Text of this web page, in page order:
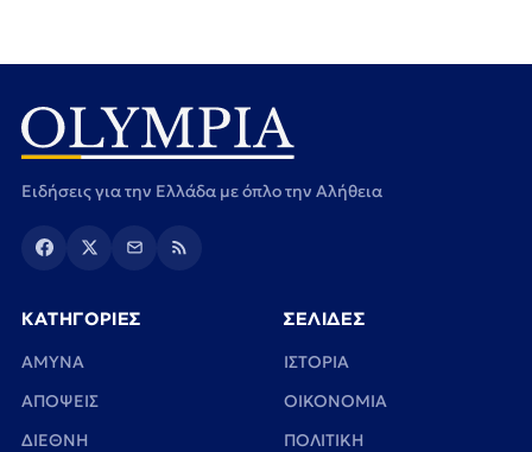
Ειδήσεις για την Ελλάδα με όπλο την Αλήθεια
ΚΑΤΗΓΟΡΙΕΣ
ΑΜΥΝΑ
ΑΠΟΨΕΙΣ
ΔΙΕΘΝΗ
ΣΕΛΙΔΕΣ
ΙΣΤΟΡΙΑ
ΟΙΚΟΝΟΜΙΑ
ΠΟΛΙΤΙΚΗ